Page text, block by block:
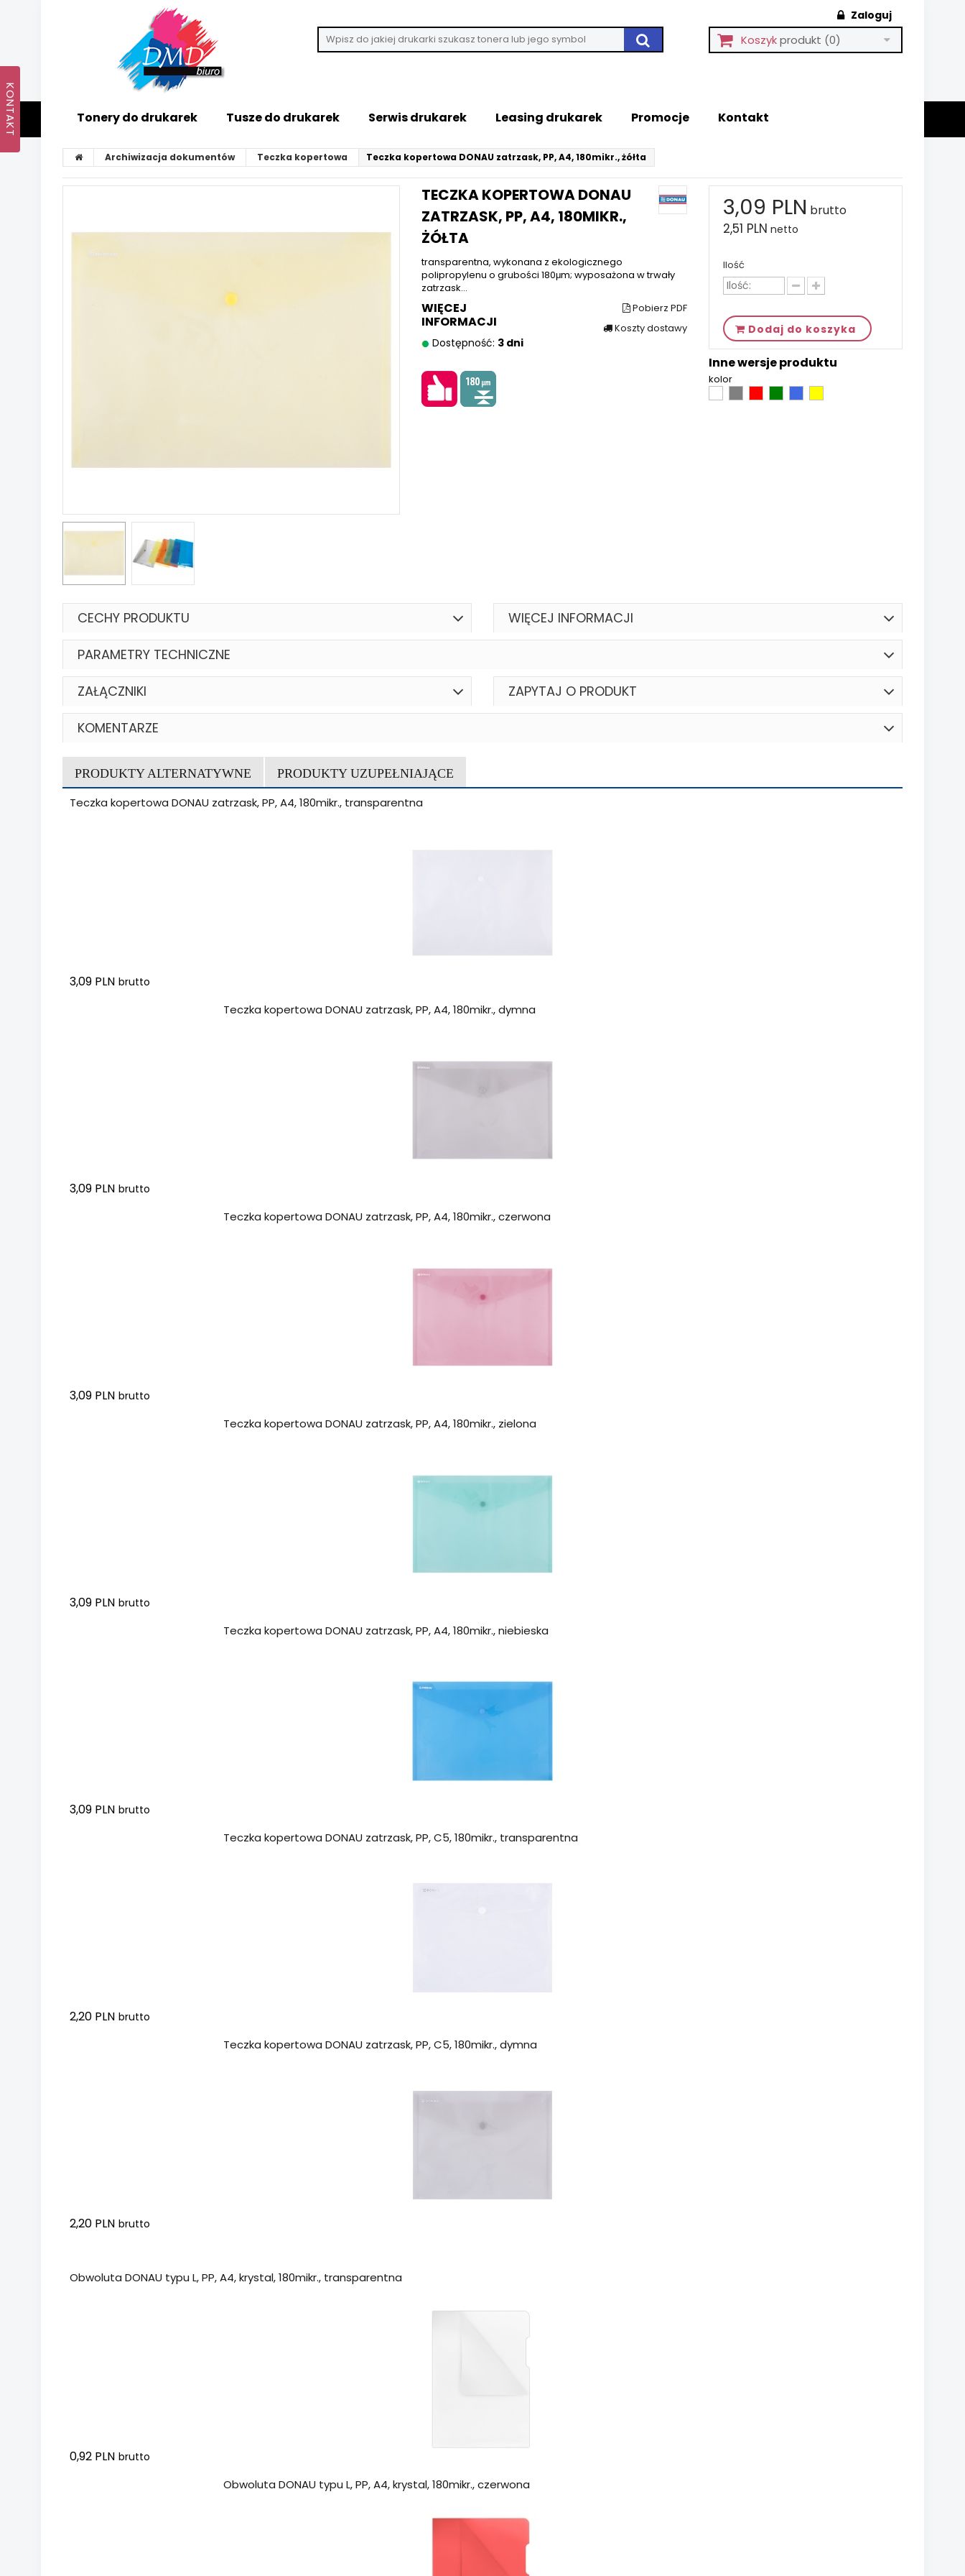
Zaloguj
Koszykprodukt (0)
Tonery do drukarek Tusze do drukarek Serwis drukarek Leasing drukarek Promocje Kontakt
Archiwizacja dokumentów Teczka kopertowa Teczka kopertowa DONAU zatrzask, PP, A4, 180mikr., żółta
TECZKA KOPERTOWA DONAU
ZATRZASK, PP, A4, 180MIKR.,
ŻÓŁTA
transparentna, wykonana z ekologicznego
polipropylenu o grubości 180μm; wyposażona w trwały
zatrzask...
WIĘCEJ
INFORMACJI
Dostępność: 3 dni
Pobierz PDF
Koszty dostawy
3,09 PLN brutto
2,51 PLN netto
Ilość
Dodaj do koszyka
Inne wersje produktu
kolor
CECHY PRODUKTU WIĘCEJ INFORMACJI
PARAMETRY TECHNICZNE
ZAŁĄCZNIKI ZAPYTAJ O PRODUKT
KOMENTARZE
PRODUKTY ALTERNATYWNE PRODUKTY UZUPEŁNIAJĄCE
Teczka kopertowa DONAU zatrzask, PP, A4, 180mikr., transparentna
3,09 PLN brutto
Teczka kopertowa DONAU zatrzask, PP, A4, 180mikr., dymna
3,09 PLN brutto
Teczka kopertowa DONAU zatrzask, PP, A4, 180mikr., czerwona
3,09 PLN brutto
Teczka kopertowa DONAU zatrzask, PP, A4, 180mikr., zielona
3,09 PLN brutto
Teczka kopertowa DONAU zatrzask, PP, A4, 180mikr., niebieska
3,09 PLN brutto
Teczka kopertowa DONAU zatrzask, PP, C5, 180mikr., transparentna
2,20 PLN brutto
Teczka kopertowa DONAU zatrzask, PP, C5, 180mikr., dymna
2,20 PLN brutto
Obwoluta DONAU typu L, PP, A4, krystal, 180mikr., transparentna
0,92 PLN brutto
Obwoluta DONAU typu L, PP, A4, krystal, 180mikr., czerwona